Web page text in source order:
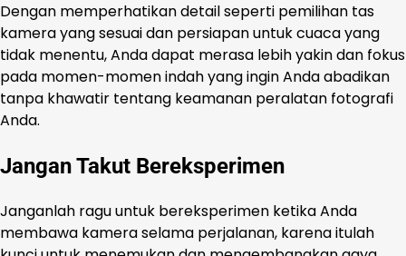
Dengan memperhatikan detail seperti pemilihan tas
kamera yang sesuai dan persiapan untuk cuaca yang
tidak menentu, Anda dapat merasa lebih yakin dan fokus
pada momen-momen indah yang ingin Anda abadikan
tanpa khawatir tentang keamanan peralatan fotografi
Anda.
Jangan Takut Bereksperimen
Janganlah ragu untuk bereksperimen ketika Anda
membawa kamera selama perjalanan, karena itulah